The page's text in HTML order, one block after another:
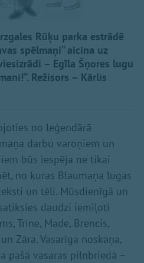
Rūķu parka estrādē
spēlmaņi” aicina uz
– Egīla Šņores lugu
Režisors – Kārlis
no leģendārā
darbu varoņiem un
būs iespēja ne tikai
no kuras Blaumaņa lugas
un tēli. Mūsdienīgā un
daudzi iemīļoti
Trīne, Made, Brencis,
Zāra. Vasarīga noskaņa,
pašā vasaras pilnbriedā –